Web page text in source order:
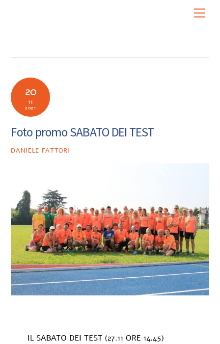
20
11
2021
Foto promo SABATO DEI TEST
DANIELE FATTORI
IL SABATO DEI TEST (27.11 ORE 14.45)